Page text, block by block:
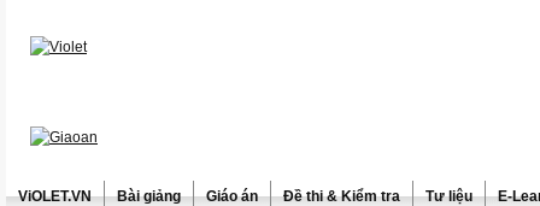
ViOLET.VN Bài giảng Giáo án Đề thi & Kiểm tra Tư liệu E-